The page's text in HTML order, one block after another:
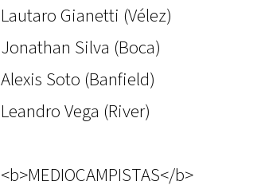
Lautaro Gianetti (Vélez)
Jonathan Silva (Boca)
Alexis Soto (Banfield)
Leandro Vega (River)
<b>MEDIOCAMPISTAS</b>